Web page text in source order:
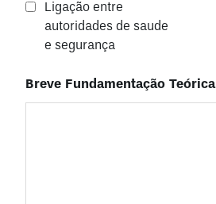
Ligação entre
autoridades de saude
e segurança
Breve Fundamentação Teórica